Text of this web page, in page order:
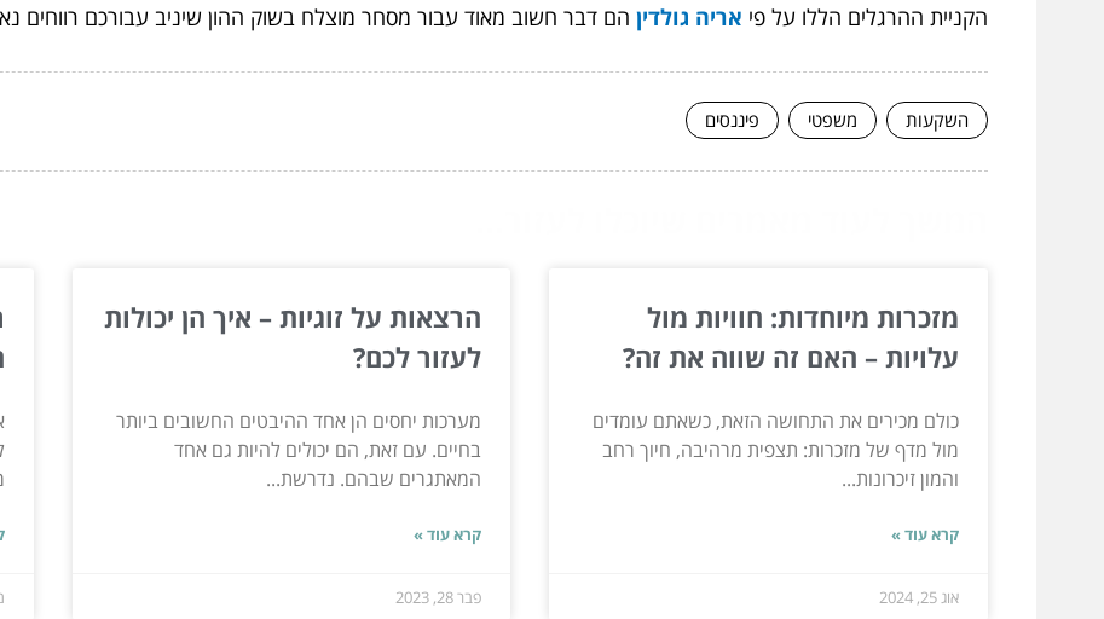
הקניית ההרגלים הללו על פי אריה גולדין הם דבר חשוב מאוד עבור מסחר מוצלח בשוק ההון שיניב עבורכם רווחים
השקעות משפטי פיננסים
מזכרות מיוחדות: חוויות מול
עלויות – האם זה שווה את זה?
כולם מכירים את התחושה הזאת, כשאתם עומדים
מול מדף של מזכרות: תצפית מרהיבה, חיוך רחב
והמון זיכרונות...
קרא עוד »
אוג 25, 2024
הרצאות על זוגיות – איך הן יכולות
לעזור לכם?
מערכות יחסים הן אחד ההיבטים החשובים ביותר
בחיים. עם זאת, הם יכולים להיות גם אחד
המאתגרים שבהם. נדרשת...
קרא עוד »
פבר 28, 2023